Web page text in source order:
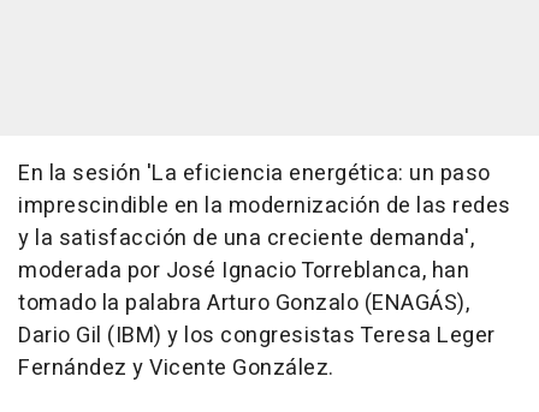
En la sesión 'La eficiencia energética: un paso
imprescindible en la modernización de las redes
y la satisfacción de una creciente demanda',
moderada por José Ignacio Torreblanca, han
tomado la palabra Arturo Gonzalo (ENAGÁS),
Dario Gil (IBM) y los congresistas Teresa Leger
Fernández y Vicente González.